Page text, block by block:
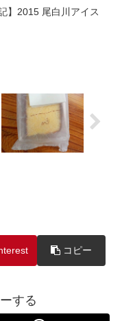
】2015 尾白川アイス
コピー
する